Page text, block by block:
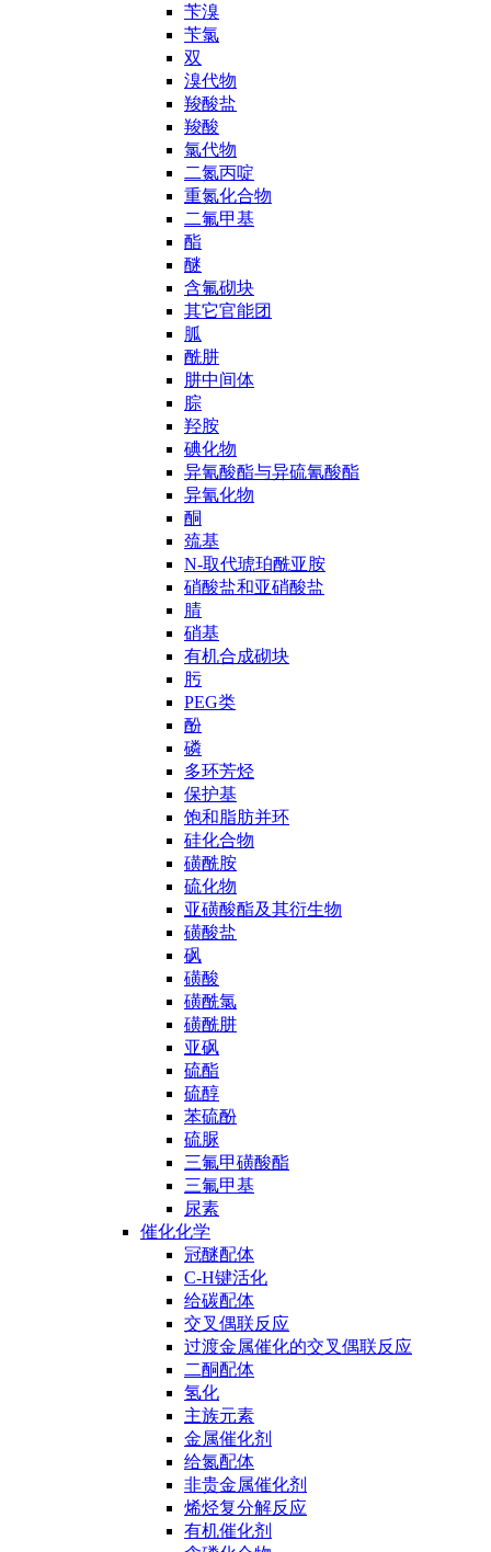
苄溴
苄氯
双
溴代物
羧酸盐
羧酸
氯代物
二氮丙啶
重氮化合物
二氟甲基
酯
醚
含氟砌块
其它官能团
胍
酰肼
肼中间体
腙
羟胺
碘化物
异氰酸酯与异硫氰酸酯
异氰化物
酮
巯基
N-取代琥珀酰亚胺
硝酸盐和亚硝酸盐
腈
硝基
有机合成砌块
肟
PEG类
酚
磷
多环芳烃
保护基
饱和脂肪并环
硅化合物
磺酰胺
硫化物
亚磺酸酯及其衍生物
磺酸盐
砜
磺酸
磺酰氯
磺酰肼
亚砜
硫酯
硫醇
苯硫酚
硫脲
三氟甲磺酸酯
三氟甲基
尿素
催化化学
冠醚配体
C-H键活化
给碳配体
交叉偶联反应
过渡金属催化的交叉偶联反应
二酮配体
氢化
主族元素
金属催化剂
给氮配体
非贵金属催化剂
烯烃复分解反应
有机催化剂